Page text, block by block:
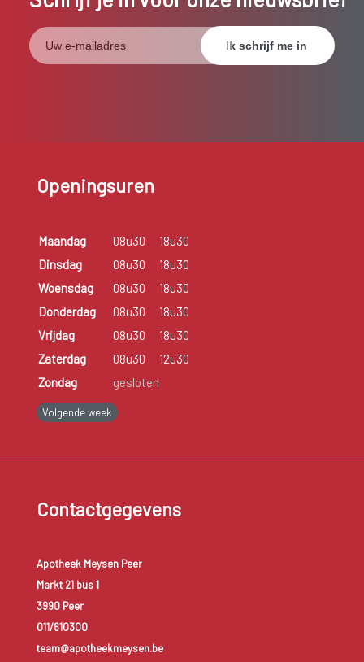
Openingsuren
Maandag 08u30
18u30
Dinsdag
08u30
18u30
Woensdag
08u30
18u30
Donderdag
08u30
18u30
Vrijdag
08u30
18u30
Zaterdag
08u30
12u30
Zondag
gesloten
Volgende week
Contactgegevens
Apotheek Meysen Peer
Markt 21 bus 1
3990 Peer
011/610300
team@apotheekmeysen.be